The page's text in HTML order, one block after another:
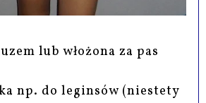
lub włożona za pas
np. do leginsów (niestety